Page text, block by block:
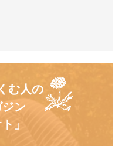
む人の
ン
」